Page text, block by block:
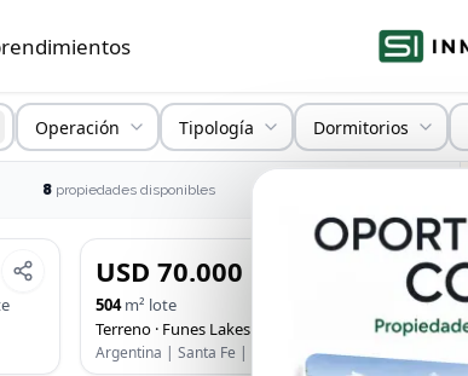
Roldán y Rosario
Operación
Tipología Dormitorios
8 propiedades disponibles
VENTA
USD 70.000
504m² lote
Terreno · Funes Lakes - Isla ‘‘I” LOTE 67
Argentina | Santa Fe | Funes